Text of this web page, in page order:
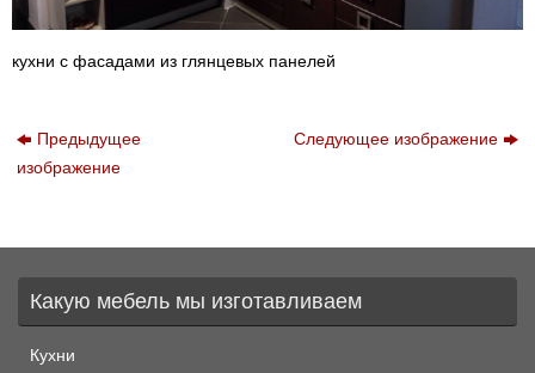
кухни с фасадами из глянцевых панелей
Предыдущее
изображение
Следующее изображение
Какую мебель мы изготавливаем
Кухни